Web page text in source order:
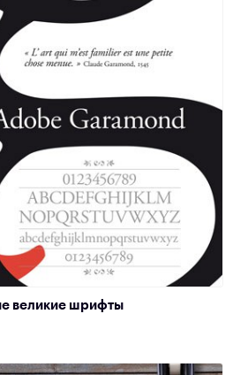
великие шрифты